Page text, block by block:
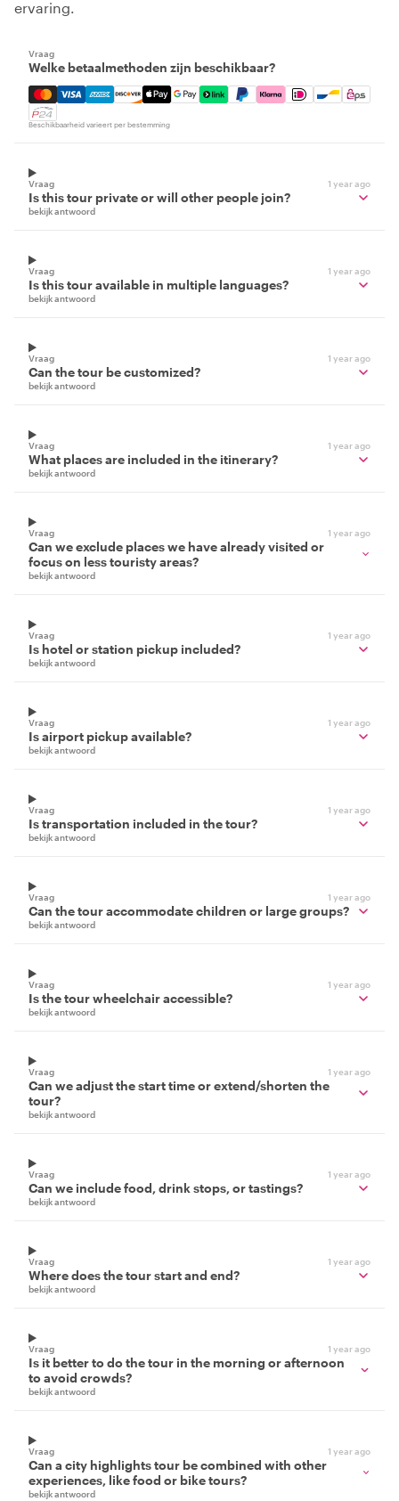
ervaring.
Vraag
Welke betaalmethoden zijn beschikbaar?
Mastercard, Visa, Amex, Discover, Apple Pay, Google
Beschikbaarheid varieert per bestemming
Vraag 1 year ago
Is this tour private or will other people join?
bekijk antwoord
Vraag 1 year ago
Is this tour available in multiple languages?
bekijk antwoord
Vraag 1 year ago
Can the tour be customized?
bekijk antwoord
Vraag 1 year ago
What places are included in the itinerary?
bekijk antwoord
Vraag 1 year ago
Can we exclude places we have already visited or
focus on less touristy areas?
bekijk antwoord
Vraag 1 year ago
Is hotel or station pickup included?
bekijk antwoord
Vraag 1 year ago
Is airport pickup available?
bekijk antwoord
Vraag 1 year ago
Is transportation included in the tour?
bekijk antwoord
Vraag 1 year ago
Can the tour accommodate children or large groups?
bekijk antwoord
Vraag 1 year ago
Is the tour wheelchair accessible?
bekijk antwoord
Vraag 1 year ago
Can we adjust the start time or extend/shorten the
tour?
bekijk antwoord
Vraag 1 year ago
Can we include food, drink stops, or tastings?
bekijk antwoord
Vraag 1 year ago
Where does the tour start and end?
bekijk antwoord
Vraag 1 year ago
Is it better to do the tour in the morning or afternoon
to avoid crowds?
bekijk antwoord
Vraag 1 year ago
Can a city highlights tour be combined with other
experiences, like food or bike tours?
bekijk antwoord